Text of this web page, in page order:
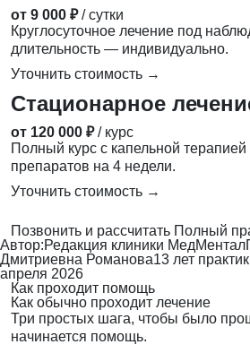
от 9 000 ₽ / сутки
Круглосуточное лечение под
длительность — индивидуально.
Уточнить стоимость →
Стационарное
от 120 000 ₽ / курс
Полный курс с капельной
препаратов на 4 недели.
Уточнить стоимость →
Позвонить и рассчитать Полный
Автор:Редакция клиники МедМентал
Дмитриевна Романова13 лет
апреля 2026
Как проходит помощь
Как обычно проходит лечение
Три простых шага, чтобы было
начинается помощь.